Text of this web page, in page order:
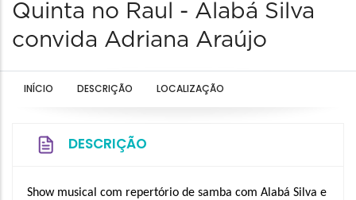
Quinta no Raul - Alabá Silva
convida Adriana Araújo
INÍCIO DESCRIÇÃO LOCALIZAÇÃO
DESCRIÇÃO
Show musical com repertório de samba com Alabá Silva e